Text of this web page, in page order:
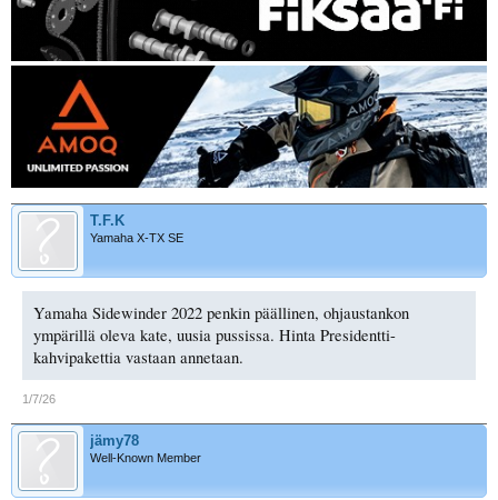
T.F.K
Yamaha X-TX SE
Yamaha Sidewinder 2022 penkin päällinen, ohjaustankon
ympärillä oleva kate, uusia pussissa. Hinta Presidentti-
kahvipakettia vastaan annetaan.
1/7/26
jämy78
Well-Known Member